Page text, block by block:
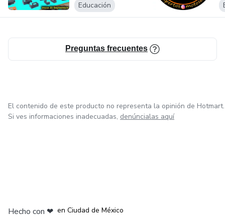
Educación
Preguntas frecuentes
El contenido de este producto no representa la opinión de Hotmart.
Si ves informaciones inadecuadas, denúncialas aquí
Hecho con ❤ en Ciudad de México